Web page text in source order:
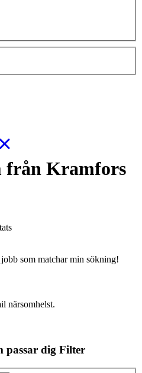
från Kramfors
som matchar min sökning!
närsomhelst.
passar dig Filter